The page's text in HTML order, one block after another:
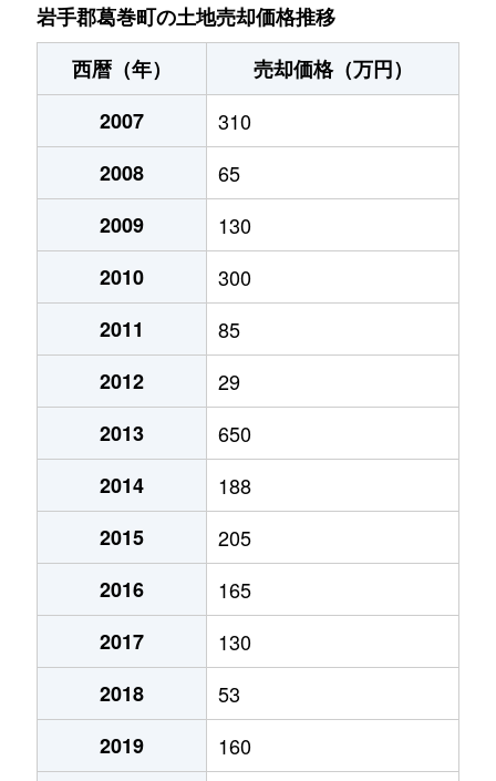
岩手郡葛巻町の土地売却価格推移
西暦（年）
売却価格（万円）
2007
310
2008
65
2009
130
2010
300
2011
85
2012
29
2013
650
2014
188
2015
205
2016
165
2017
130
2018
53
2019
160